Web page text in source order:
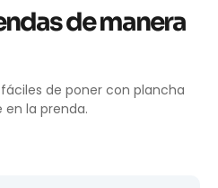
de manera
de poner con plancha
la prenda.